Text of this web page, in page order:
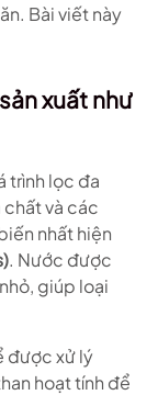
Bài viết này
xuất như
trình lọc đa
và các
nhất hiện
. Nước được
giúp loại
được xử lý
hoạt tính để